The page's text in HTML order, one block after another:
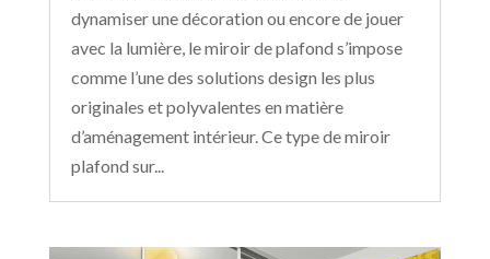
dynamiser une décoration ou encore de jouer
avec la lumière, le miroir de plafond s’impose
comme l’une des solutions design les plus
originales et polyvalentes en matière
d’aménagement intérieur. Ce type de miroir
plafond sur...